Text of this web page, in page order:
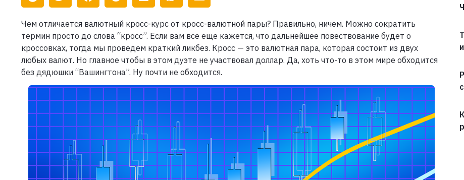
Чем отличается валютный кросс-курс от кросс-валютной пары? Правильно, ничем. Можно сократить
термин просто до слова “кросс”. Если вам все еще кажется, что дальнейшее повествование будет о
кроссовках, тогда мы проведем краткий ликбез. Кросс — это валютная пара, которая состоит из двух
любых валют. Но главное чтобы в этом дуэте не участвовал доллар. Да, хоть что-то в этом мире обходится
без дядюшки “Вашингтона”. Ну почти не обходится.